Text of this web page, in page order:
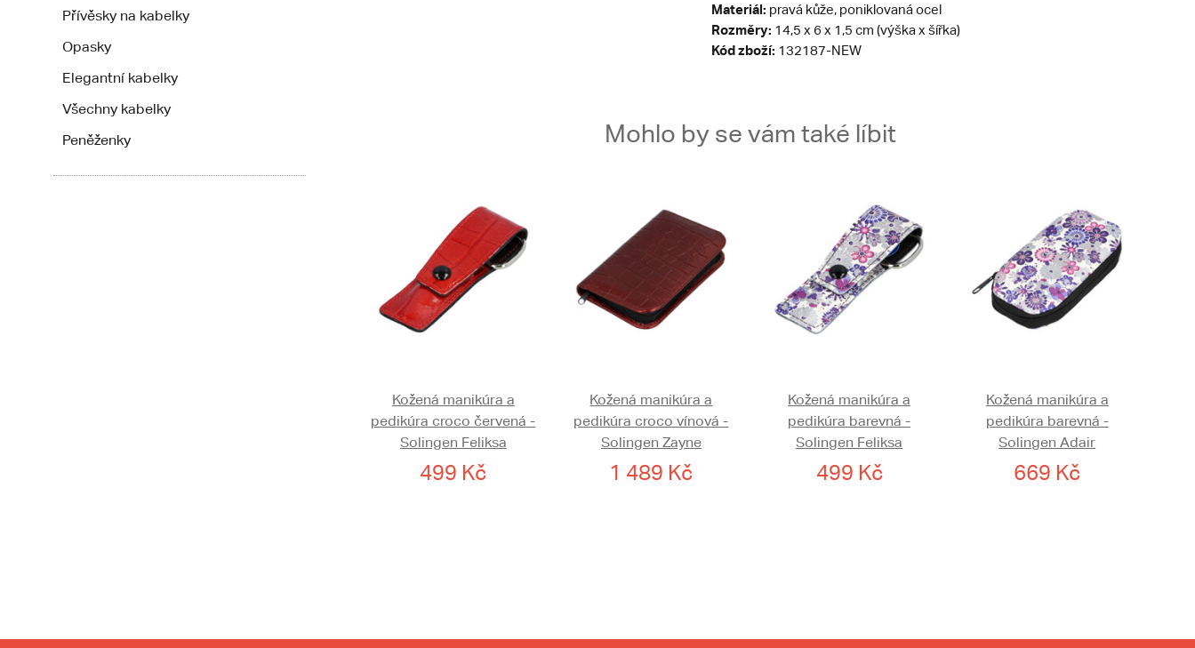
Přívěsky na kabelky
Opasky
Elegantní kabelky
Všechny kabelky
Peněženky
Materiál: pravá kůže, poniklovaná ocel
Rozměry: 14,5 x 6 x 1,5 cm (výška x šířka)
Kód zboží: 132187-NEW
Mohlo by se vám také líbit
Kožená manikúra a
pedikúra croco červená -
Solingen Feliksa
499 Kč
Kožená manikúra a
pedikúra croco vínová -
Solingen Zayne
1 489 Kč
Kožená manikúra a
pedikúra barevná -
Solingen Feliksa
499 Kč
Kožená manikúra a
pedikúra barevná -
Solingen Adair
669 Kč